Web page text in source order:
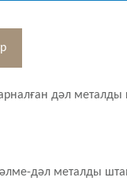
дәл металды
дәл металды